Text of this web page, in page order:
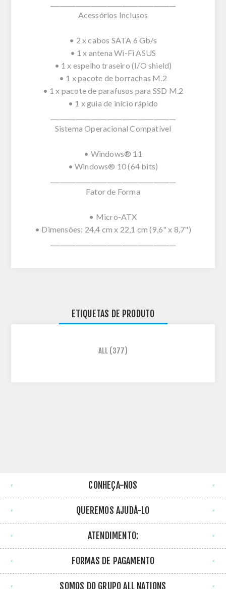
Acessórios Inclusos
• 2 x cabos SATA 6 Gb/s
• 1 x antena Wi-Fi ASUS
• 1 x espelho traseiro (I/O shield)
• 1 x pacote de borrachas M.2
• 1 x pacote de parafusos para SSD M.2
• 1 x guia de início rápido
Sistema Operacional Compatível
• Windows® 11
• Windows® 10 (64 bits)
Fator de Forma
• Micro-ATX
• Dimensões: 24,4 cm x 22,1 cm (9,6" x 8,7")
ETIQUETAS DE PRODUTO
ALL (377)
CONHEÇA-NOS
QUEREMOS AJUDÁ-LO
ATENDIMENTO:
FORMAS DE PAGAMENTO
SOMOS DO GRUPO ALL NATIONS